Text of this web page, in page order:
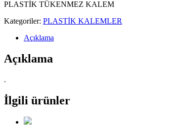
PLASTİK TÜKENMEZ KALEM
Kategoriler: PLASTİK KALEMLER
Açıklama
Açıklama
.
İlgili ürünler